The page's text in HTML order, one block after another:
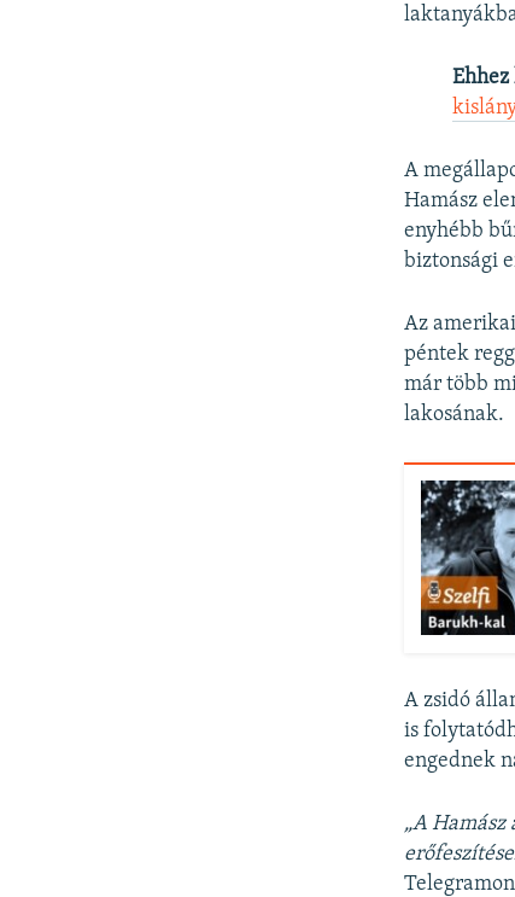
A
Hamász
enyhébb
biztonsági
Az
péntek
már több
lakosának.
A zsidó
is
engednek
„A